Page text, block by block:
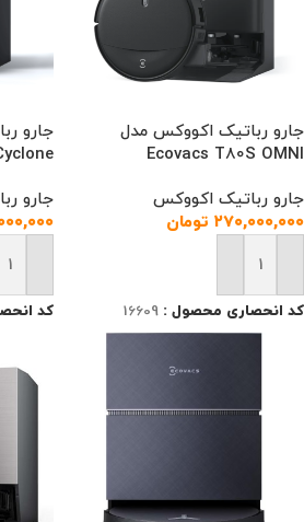
جارو رباتیک اکووکس مدل
Ecovacs T80S OMNI
جارو رباتیک اکووکس
۲۷۰,۰۰۰,۰۰۰ تومان
افزودن به سبد خرید
کد انحصاری محصول : 16609
جارو
جارو
کد